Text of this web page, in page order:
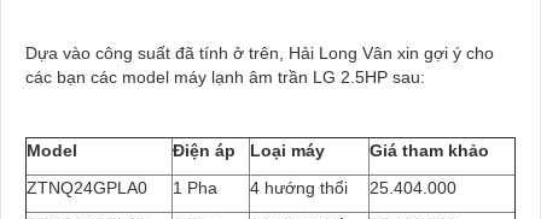
Dựa vào công suất đã tính ở trên, Hải Long Vân xin gợi ý cho
các bạn các model máy lạnh âm trần LG 2.5HP sau:
Model Điện áp Loại máy
Giá tham khảo
ZTNQ24GPLA0
1 Pha 4 hướng thổi
25.404.000